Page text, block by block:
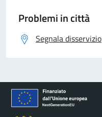
Problemi in città
Segnala disservizio